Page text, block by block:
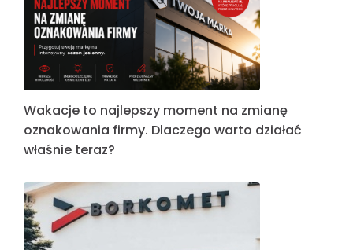
Wakacje to najlepszy moment na zmianę
oznakowania firmy. Dlaczego warto działać
właśnie teraz?